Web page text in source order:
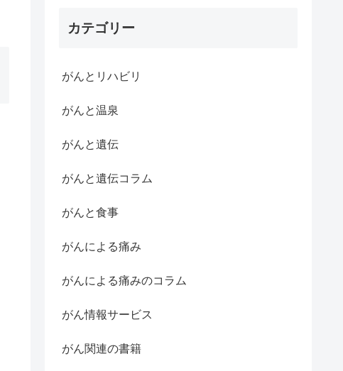
カテゴリー
がんとリハビリ
がんと温泉
がんと遺伝
がんと遺伝コラム
がんと食事
がんによる痛み
がんによる痛みのコラム
がん情報サービス
がん関連の書籍